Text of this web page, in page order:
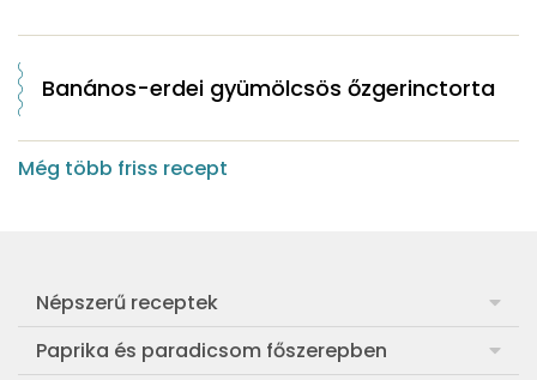
Banános-erdei gyümölcsös őzgerinctorta
Még több friss recept
Népszerű receptek
Frankfurti leves
Paprika és paradicsom főszerepben